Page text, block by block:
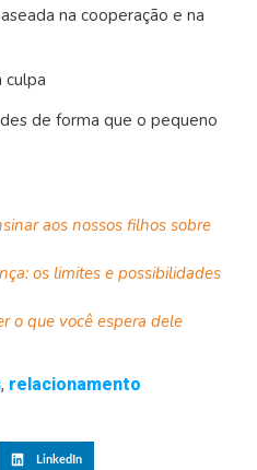
na cooperação e na
culpa
de forma que o pequeno
aos nossos filhos sobre
os limites e possibilidades
o que você espera dele
, relacionamento
LinkedIn